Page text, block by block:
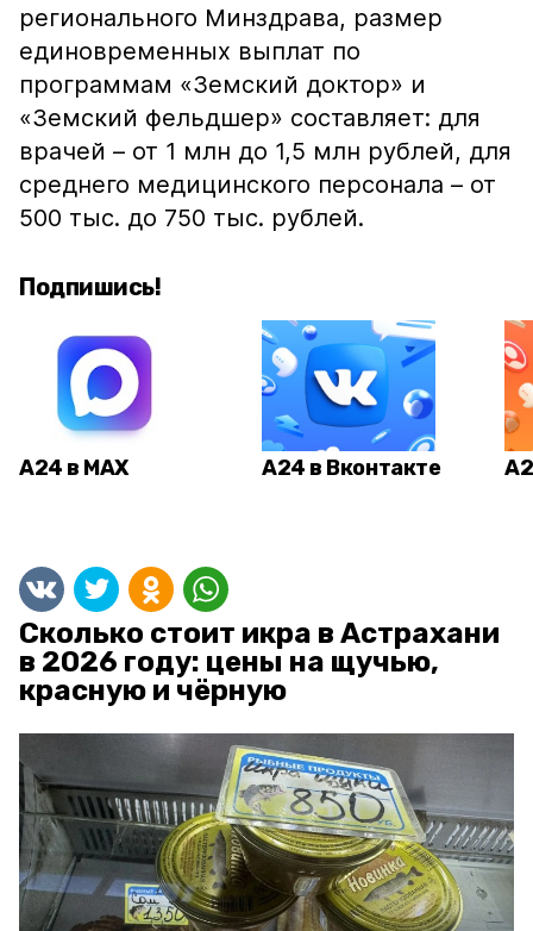
регионального Минздрава, размер
единовременных выплат по
программам «Земский доктор» и
«Земский фельдшер» составляет: для
врачей – от 1 млн до 1,5 млн рублей, для
среднего медицинского персонала – от
500 тыс. до 750 тыс. рублей.
Подпишись!
А24 в MAX А24 в Вконтакте
Сколько стоит икра в Астрахани
в 2026 году: цены на щучью,
красную и чёрную